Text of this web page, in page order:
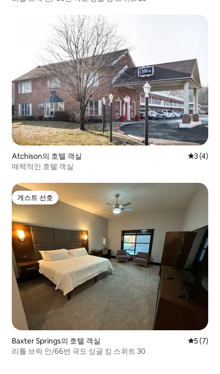
Atchison의 호텔 객실 평점 3점
3 (4)
매력적인 호텔 객실
게스트 선호
게스트 선호
Baxter Springs의 호텔 객실 평점 5점
5 (7)
리틀 브릭 인/66번 국도 싱글 킹 스위트 30